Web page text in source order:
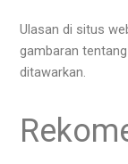
Ulasan di situs
gambaran
ditawarkan.